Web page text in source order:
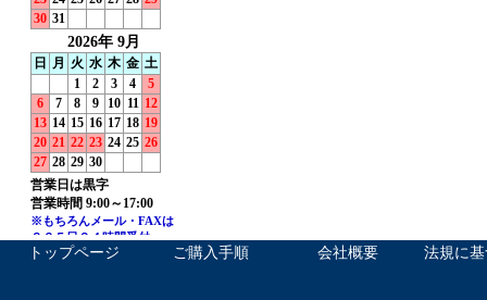
トップページ ご購入手順 会社概要 法規に